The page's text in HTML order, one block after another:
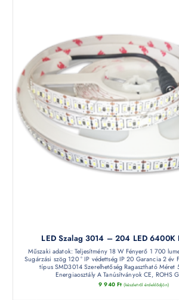
LED Szalag 3014 – 204 LED
Műszaki adatok: Teljesítmény 18 W Fényerő 1 700
Sugárzási szög 120 ° IP védettség IP 20 Garancia 2 év
típus SMD3014 Szerelhetőség Ragasztható Méret
Energiaosztály A Tanúsítványok CE, ROHS
9 940 Ft (készletről érdeklődjön)